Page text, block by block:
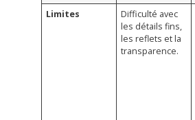
Limites
Difficulté avec
les détails fins,
les reflets et la
transparence.